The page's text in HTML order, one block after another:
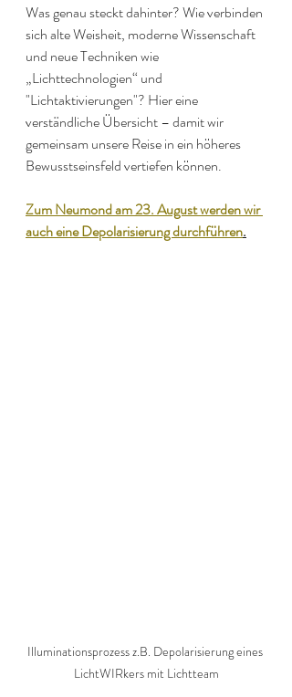
Was genau steckt dahinter? Wie verbinden
sich alte Weisheit, moderne Wissenschaft
und neue Techniken wie
„Lichttechnologien“ und
"Lichtaktivierungen"? Hier eine
verständliche Übersicht – damit wir
gemeinsam unsere Reise in ein höheres
Bewusstseinsfeld vertiefen können.
Zum Neumond am 23. August werden wir
auch eine Depolarisierung durchführen.
Illuminationsprozess z.B. Depolarisierung eines
LichtWIRkers mit Lichtteam